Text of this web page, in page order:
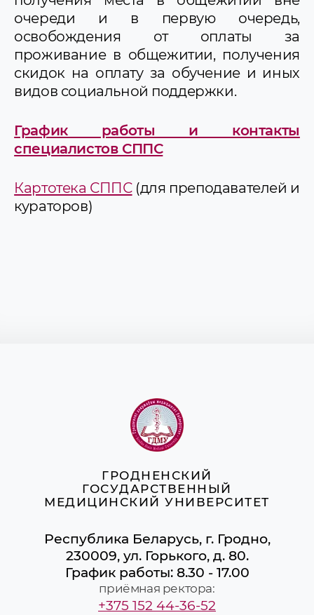
очереди и в первую очередь,
освобождения от оплаты за
проживание в общежитии, получения
скидок на оплату за обучение и иных
видов социальной поддержки.
График работы и контакты
специалистов СППС
Картотека СППС(для преподавателей и
кураторов)
ГРОДНЕНСКИЙ
ГОСУДАРСТВЕННЫЙ
МЕДИЦИНСКИЙ УНИВЕРСИТЕТ
Республика Беларусь, г. Гродно,
230009, ул. Горького, д. 80.
График работы: 8.30 - 17.00
приёмная ректора:
+375 152 44-36-52